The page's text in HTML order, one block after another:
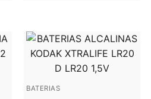
BATERIAS